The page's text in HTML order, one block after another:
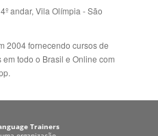
2004 fornecendo cursos de
todo o Brasil e Online com